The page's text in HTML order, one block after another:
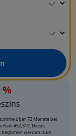
%
über 72 Monate bei
452,31€. Dieses
beglichen werden. zum